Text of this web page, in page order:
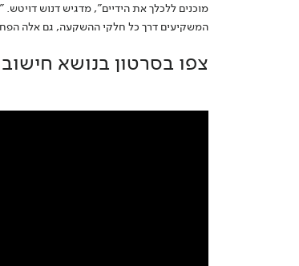
מוכנים ללכלך את הידיים", מדגיש דנוש
המשקיעים דרך כל חלקי ההשקעה, גם אלה
צפו בסרטון בנושא